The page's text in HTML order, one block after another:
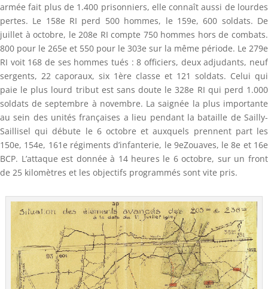
armée fait plus de 1.400 prisonniers, elle connaît aussi de lourdes
pertes. Le 158e RI perd 500 hommes, le 159e, 600 soldats. De
juillet à octobre, le 208e RI compte 750 hommes hors de combats.
800 pour le 265e et 550 pour le 303e sur la même période. Le 279e
RI voit 168 de ses hommes tués : 8 officiers, deux adjudants, neuf
sergents, 22 caporaux, six 1ère classe et 121 soldats. Celui qui
paie le plus lourd tribut est sans doute le 328e RI qui perd 1.000
soldats de septembre à novembre. La saignée la plus importante
au sein des unités françaises a lieu pendant la bataille de Sailly-
Saillisel qui débute le 6 octobre et auxquels prennent part les
150e, 154e, 161e régiments d’infanterie, le 9eZouaves, le 8e et 16e
BCP. L’attaque est donnée à 14 heures le 6 octobre, sur un front
de 25 kilomètres et les objectifs programmés sont vite pris.